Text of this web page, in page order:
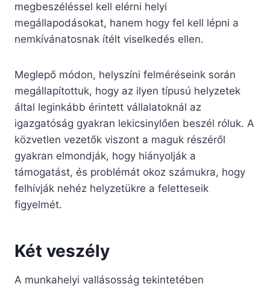
megbeszéléssel kell elérni helyi
megállapodásokat, hanem hogy fel kell lépni a
nemkívánatosnak ítélt viselkedés ellen.
Meglepő módon, helyszíni felméréseink során
megállapítottuk, hogy az ilyen típusú helyzetek
által leginkább érintett vállalatoknál az
igazgatóság gyakran lekicsinylően beszél róluk. A
közvetlen vezetők viszont a maguk részéről
gyakran elmondják, hogy hiányolják a
támogatást, és problémát okoz számukra, hogy
felhívják nehéz helyzetükre a feletteseik
figyelmét.
Két veszély
A munkahelyi vallásosság tekintetében